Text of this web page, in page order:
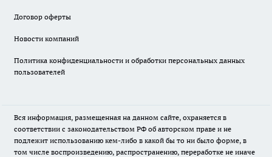
Договор оферты
Новости компаний
Политика конфиденциальности и обработки персональных данных
пользователей
Вся информация, размещенная на данном сайте, охраняется в
соответствии с законодательством РФ об авторском праве и не
подлежит использованию кем-либо в какой бы то ни было форме, в
том числе воспроизведению, распространению, переработке не иначе